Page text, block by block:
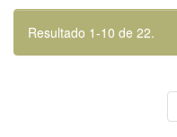
Resultado 1-10 de 22.